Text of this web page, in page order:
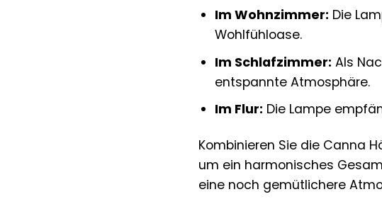
Im Wohnzimmer: Die
Wohlfühloase.
Im Schlafzimmer: Als
entspannte Atmosphäre.
Im Flur: Die Lampe
Kombinieren Sie die Canna
um ein harmonisches
eine noch gemütlichere